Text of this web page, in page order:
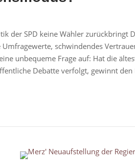
der SPD keine Wähler zurückbringt
Umfragewerte, schwindendes
unbequeme Frage auf: Hat die
Debatte verfolgt, gewinnt den
Open post